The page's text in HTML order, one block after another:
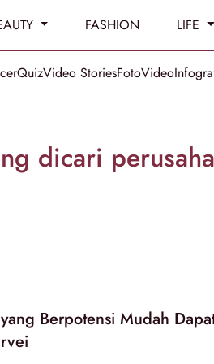
FASHION LIFE
QuizVideo StoriesFotoVideo
dicari
Berpotensi Mudah